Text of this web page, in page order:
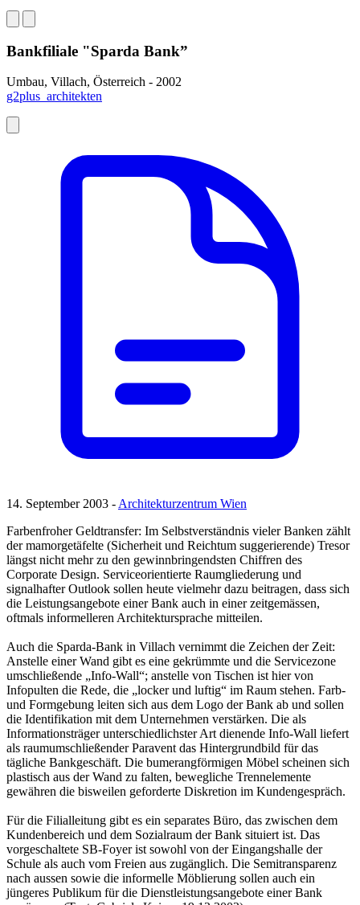
Bankfiliale "Sparda Bank”
Umbau, Villach, Österreich - 2002
g2plus_architekten
14. September 2003 -Architekturzentrum Wien
Farbenfroher Geldtransfer: Im Selbstverständnis vieler Banken zählt
der mamorgetäfelte (Sicherheit und Reichtum suggerierende) Tresor
längst nicht mehr zu den gewinnbringendsten Chiffren des
Corporate Design. Serviceorientierte Raumgliederung und
signalhafter Outlook sollen heute vielmehr dazu beitragen, dass sich
die Leistungsangebote einer Bank auch in einer zeitgemässen,
oftmals informelleren Architektursprache mitteilen.
Auch die Sparda-Bank in Villach vernimmt die Zeichen der Zeit:
Anstelle einer Wand gibt es eine gekrümmte und die Servicezone
umschließende „Info-Wall“; anstelle von Tischen ist hier von
Infopulten die Rede, die „locker und luftig“ im Raum stehen. Farb-
und Formgebung leiten sich aus dem Logo der Bank ab und sollen
die Identifikation mit dem Unternehmen verstärken. Die als
Informationsträger unterschiedlichster Art dienende Info-Wall liefert
als raumumschließender Paravent das Hintergrundbild für das
tägliche Bankgeschäft. Die bumerangförmigen Möbel scheinen sich
plastisch aus der Wand zu falten, bewegliche Trennelemente
gewähren die bisweilen geforderte Diskretion im Kundengespräch.
Für die Filialleitung gibt es ein separates Büro, das zwischen dem
Kundenbereich und dem Sozialraum der Bank situiert ist. Das
vorgeschaltete SB-Foyer ist sowohl von der Eingangshalle der
Schule als auch vom Freien aus zugänglich. Die Semitransparenz
nach aussen sowie die informelle Möblierung sollen auch ein
jüngeres Publikum für die Dienstleistungsangebote einer Bank